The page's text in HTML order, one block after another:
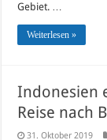
Gebiet. …
Weiterlesen »
Indonesien
Reise nach
31. Oktober 2019